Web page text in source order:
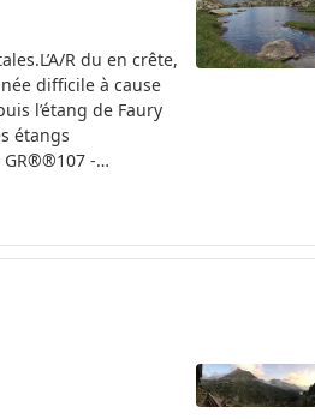
R du en crête,
difficile à cause
l’étang de Faury
étangs
-
(A) vous êtes
est à